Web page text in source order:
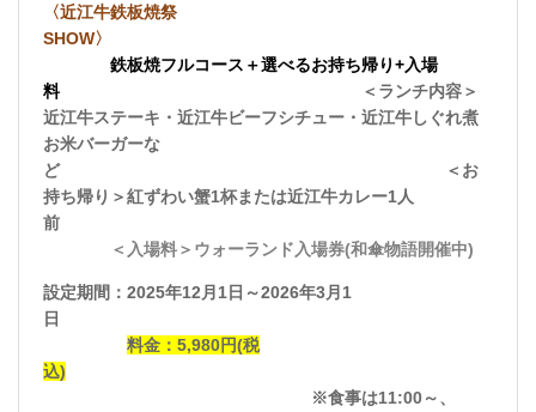
〈近江牛鉄板焼祭
SHOW〉
鉄板焼フルコース＋選べるお持ち帰り+入場
料
＜ランチ内容＞
近江牛ステーキ・近江牛ビーフシチュー・近江牛しぐれ煮
お米バーガーな
ど ＜お
持ち帰り＞紅ずわい蟹1杯または近江牛カレー1人
前
＜入場料＞ウォーランド入場券(和傘物語開催中)
設定期間：2025年12月1日～2026年3月1
日
料金：5,980円(税
込)
※食事は11:00～、